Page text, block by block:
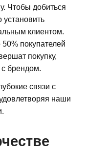
Чтобы добиться
установить
клиентом.
покупателей
покупку,
брендом.
связи с
наши